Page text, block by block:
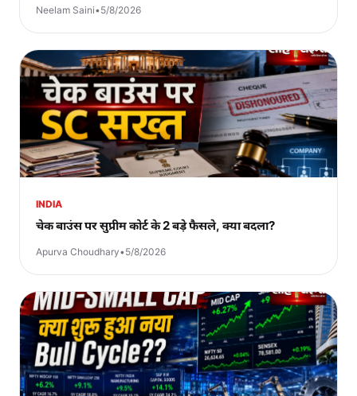
Neelam Saini•5/8/2026
INDIA
चेक बाउंस पर सुप्रीम कोर्ट के 2 बड़े फैसले, क्या बदला?
Apurva Choudhary•5/8/2026